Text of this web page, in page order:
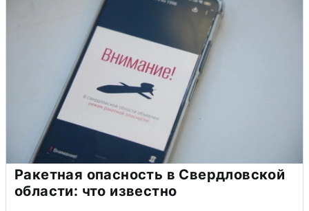
Ракетная опасность в Свердловской
области: что известно